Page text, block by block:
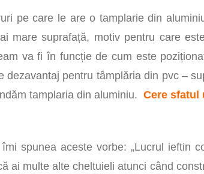
pe care le are o tamplarie din
mare suprafață, motiv pentru care
va fi în funcție de cum este
dezavantaj pentru tâmplăria din pvc –
tamplaria din aluminiu. Cere sfatul
spunea aceste vorbe: „Lucrul ieftin
ai multe alte cheltuieli atunci când